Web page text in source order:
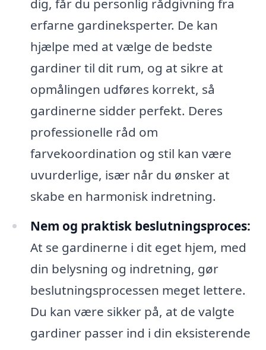
dig, får du personlig rådgivning fra
erfarne gardineksperter. De kan
hjælpe med at vælge de bedste
gardiner til dit rum, og at sikre at
opmålingen udføres korrekt, så
gardinerne sidder perfekt. Deres
professionelle råd om
farvekoordination og stil kan være
uvurderlige, især når du ønsker at
skabe en harmonisk indretning.
Nem og praktisk beslutningsproces:
At se gardinerne i dit eget hjem, med
din belysning og indretning, gør
beslutningsprocessen meget lettere.
Du kan være sikker på, at de valgte
gardiner passer ind i din eksisterende